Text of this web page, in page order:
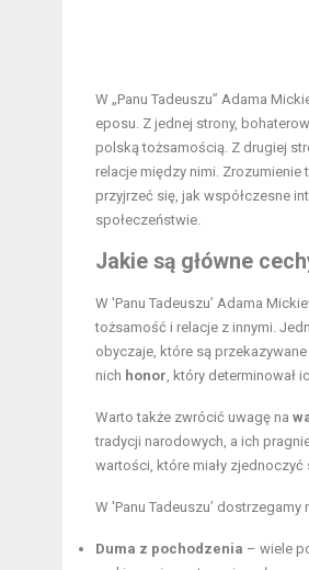
W „Panu Tadeuszu” Adama
eposu. Z jednej strony,
polską tożsamością. Z drugiej
relacje między nimi.
przyjrzeć się, jak współczesne
społeczeństwie.
Jakie są główne
W 'Panu Tadeuszu’ Adama
tożsamość i relacje z innymi.
obyczaje, które są
nich honor, który determinował
Warto także zwrócić uwagę na
tradycji narodowych, a ich
wartości, które miały
W 'Panu Tadeuszu’
Duma z pochodzenia – wiele